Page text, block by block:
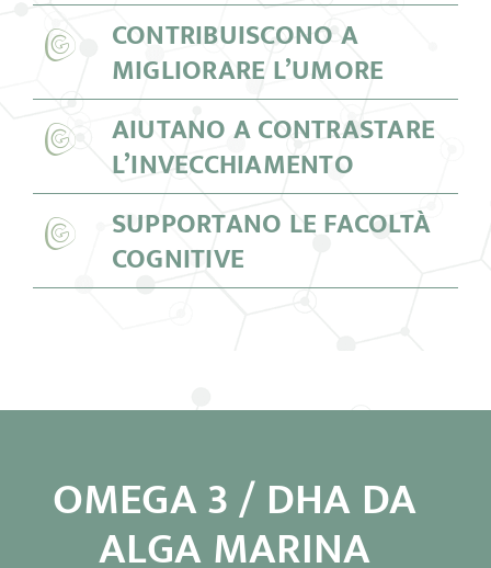
CONTRIBUISCONO A
MIGLIORARE L’UMORE
AIUTANO A CONTRASTARE
L’INVECCHIAMENTO
SUPPORTANO LE FACOLTÀ
COGNITIVE
OMEGA 3 / DHA DA
ALGA MARINA